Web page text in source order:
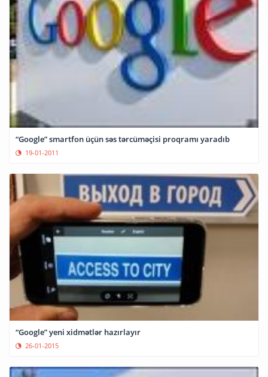
“Google” smartfon üçün səs tərcüməçisi proqramı yaradıb
19-01-2011
“Google” yeni xidmətlər hazırlayır
26-01-2015